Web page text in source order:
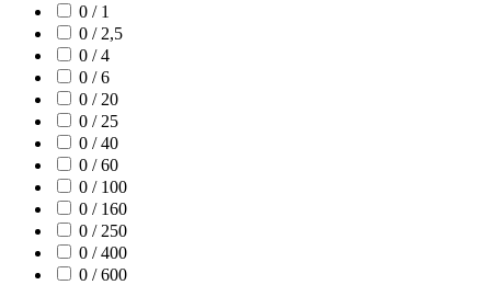
0 / 1
0 / 2,5
0 / 4
0 / 6
0 / 20
0 / 25
0 / 40
0 / 60
0 / 100
0 / 160
0 / 250
0 / 400
0 / 600